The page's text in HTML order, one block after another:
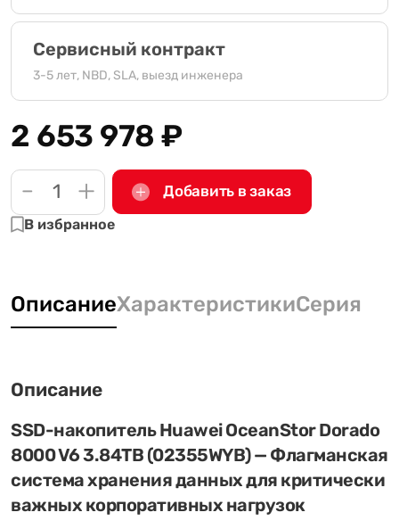
Сервисный контракт
3-5 лет, NBD, SLA, выезд инженера
2 653 978₽
- + Добавить в заказ
В избранное
ОписаниеХарактеристикиСерия
Описание
SSD-накопитель Huawei OceanStor Dorado
8000 V6 3.84TB (02355WYB) — Флагманская
система хранения данных для критически
важных корпоративных нагрузок